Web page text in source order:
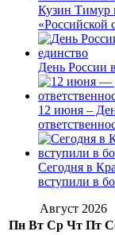
Кузин Тимур
«Российской
День России
12 июня –
Сегодня в
вступили в
Август 2026
Пн Вт Ср Чт Пт